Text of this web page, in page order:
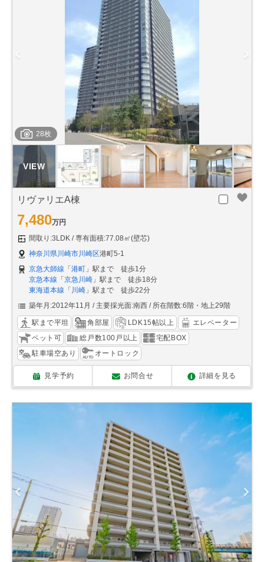
28枚
リヴァリエA棟
7,480万円
間取り:3LDK
専有面積:77.08㎡(壁芯)
神奈川県川崎市川崎区港町5-1
京急大師線 「 港町 」駅まで 徒歩1分
京急本線 「 京急川崎 」駅まで 徒歩18分
東海道本線 「 川崎 」駅まで 徒歩22分
築年月:2012年11月
主要採光面:南西 所在階数:6階・地上29階
駅まで平坦 角部屋 LDK15帖以上
エレベーター
ペット可
総戸数100戸以上
宅配BOX
駐車場空あり
オートロック
見学予約 お問合せ 詳細を見る